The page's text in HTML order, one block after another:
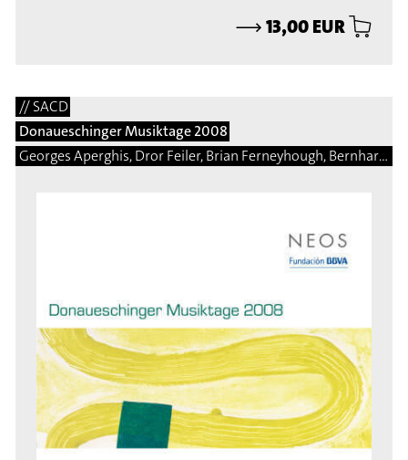
⟶13,00 EUR
// SACD
Donaueschinger Musiktage 2008
Georges Aperghis, Dror Feiler, Brian Ferneyhough, Bernhard Gander, Saed Haddad, Arnulf Herrmann, Ben Johnston, Eduardo Moguillansky, Isabel Mundry, Brice Pauset, Enno Poppe